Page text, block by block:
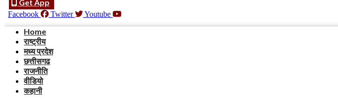
Get App
Facebook Twitter Youtube
Home
राष्ट्रीय
मध्य प्रदेश
छत्तीसगढ
राजनीति
वीडियो
कहानी